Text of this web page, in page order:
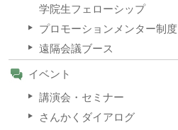
学院生フェローシップ
プロモーションメンター制度
遠隔会議ブース
イベント
講演会・セミナー
さんかくダイアログ